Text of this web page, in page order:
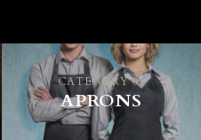
CATEGORY 03
APRONS